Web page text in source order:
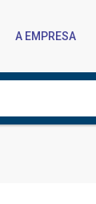
A EMPRESA